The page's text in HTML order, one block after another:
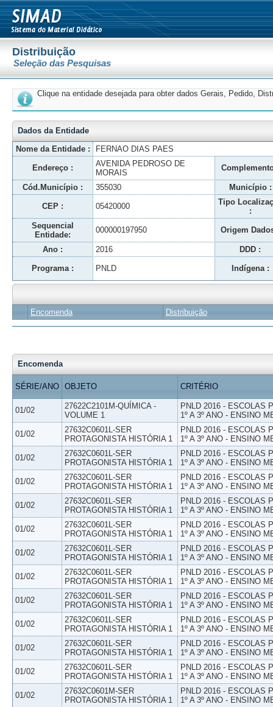
Distribuição
Seleção das Pesquisas
Clique na entidade desejada para obter dados Gerais, Pedido,
Dados da Entidade
Nome da Entidade :
FERNAO DIAS PAES
Endereço :
AVENIDA PEDROSO DE
MORAIS
Cód.Município : 355030 Município :
CEP : 05420000
Tipo
:
Sequencial
Entidade:
000000197950 Origem
Ano : 2016 DDD :
Programa : PNLD Indígena :
Encomenda Distribuição
Encomenda
SÉRIE/ANO OBJETO CRITÉRIO
01/02
27622C2101M-QUÍMICA -
VOLUME 1
PNLD 2016 - ESCOLAS
1º A 3º ANO - ENSINO
01/02
27632C0601L-SER
PROTAGONISTA HISTÓRIA 1
PNLD 2016 - ESCOLAS
1º A 3º ANO - ENSINO
01/02
27632C0601L-SER
PROTAGONISTA HISTÓRIA 1
PNLD 2016 - ESCOLAS
1º A 3º ANO - ENSINO
01/02
27632C0601L-SER
PROTAGONISTA HISTÓRIA 1
PNLD 2016 - ESCOLAS
1º A 3º ANO - ENSINO
01/02
27632C0601L-SER
PROTAGONISTA HISTÓRIA 1
PNLD 2016 - ESCOLAS
1º A 3º ANO - ENSINO
01/02
27632C0601L-SER
PROTAGONISTA HISTÓRIA 1
PNLD 2016 - ESCOLAS
1º A 3º ANO - ENSINO
01/02
27632C0601L-SER
PROTAGONISTA HISTÓRIA 1
PNLD 2016 - ESCOLAS
1º A 3º ANO - ENSINO
01/02
27632C0601L-SER
PROTAGONISTA HISTÓRIA 1
PNLD 2016 - ESCOLAS
1º A 3º ANO - ENSINO
01/02
27632C0601L-SER
PROTAGONISTA HISTÓRIA 1
PNLD 2016 - ESCOLAS
1º A 3º ANO - ENSINO
01/02
27632C0601L-SER
PROTAGONISTA HISTÓRIA 1
PNLD 2016 - ESCOLAS
1º A 3º ANO - ENSINO
01/02
27632C0601L-SER
PROTAGONISTA HISTÓRIA 1
PNLD 2016 - ESCOLAS
1º A 3º ANO - ENSINO
01/02
27632C0601L-SER
PROTAGONISTA HISTÓRIA 1
PNLD 2016 - ESCOLAS
1º A 3º ANO - ENSINO
01/02
27632C0601M-SER
PROTAGONISTA HISTÓRIA 1
PNLD 2016 - ESCOLAS
1º A 3º ANO - ENSINO